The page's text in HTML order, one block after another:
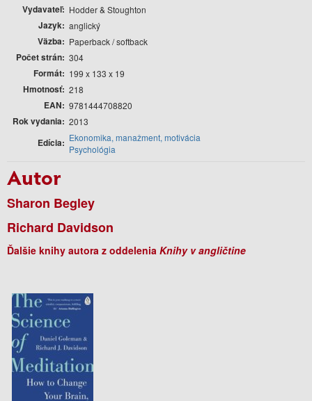
Vydavateľ Hodder & Stoughton
Jazyk anglický
Väzba Paperback / softback
Počet strán 304
Formát 199 x 133 x 19
Hmotnosť 218
EAN 9781444708820
Rok vydania 2013
Edícia
Ekonomika, manažment, motivácia
Psychológia
Autor
Sharon Begley
Richard Davidson
Ďalšie knihy autora z oddelenia Knihy v angličtine